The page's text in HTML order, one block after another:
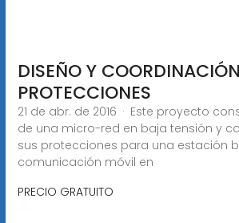
DISEÑO Y
PROTECCIONES
21 de abr. de 2016 · Este proyecto
de una micro-red en baja tensión y
sus protecciones para una estación
comunicación móvil en
PRECIO GRATUITO